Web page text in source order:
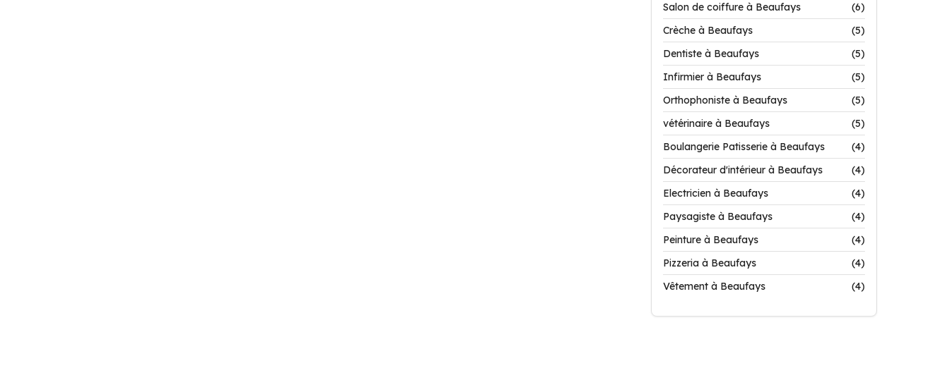
Salon de coiffure à Beaufays
(6)
Crèche à Beaufays
(5)
Dentiste à Beaufays
(5)
Infirmier à Beaufays
(5)
Orthophoniste à Beaufays
(5)
vétérinaire à Beaufays
(5)
Boulangerie Patisserie à Beaufays
(4)
Décorateur d'intérieur à Beaufays
(4)
Electricien à Beaufays
(4)
Paysagiste à Beaufays
(4)
Peinture à Beaufays
(4)
Pizzeria à Beaufays
(4)
Vêtement à Beaufays
(4)